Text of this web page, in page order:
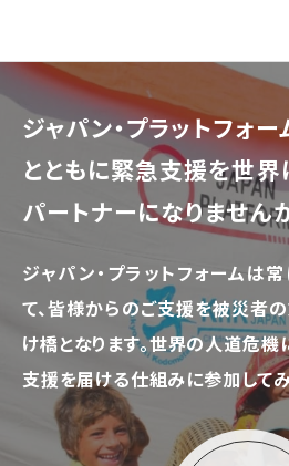
ジャパン・プラットフォー
とともに緊急支援を世界
パートナーになりません
ジャパン・プラットフォームは
て、皆様からのご支援を被災者
け橋となります。世界の人道危機
支援を届ける仕組みに参加して